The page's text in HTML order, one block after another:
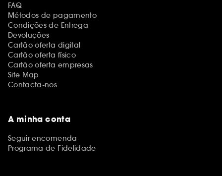
FAQ
Métodos de pagamento
Condições de Entrega
Devoluções
Cartão oferta digital
Cartão oferta físico
Cartão oferta empresas
Site Map
Contacta-nos
A minha conta
Seguir encomenda
Programa de Fidelidade